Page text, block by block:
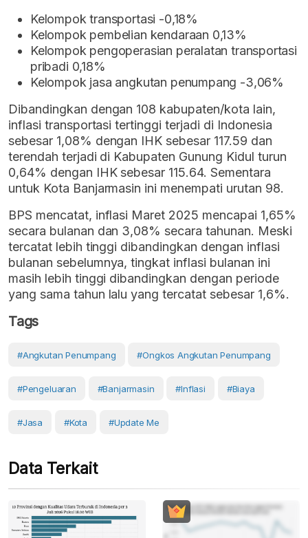
Kelompok transportasi -0,18%
Kelompok pembelian kendaraan 0,13%
Kelompok pengoperasian peralatan transportasi
pribadi 0,18%
Kelompok jasa angkutan penumpang -3,06%
Dibandingkan dengan 108 kabupaten/kota lain,
inflasi transportasi tertinggi terjadi di Indonesia
sebesar 1,08% dengan IHK sebesar 117.59 dan
terendah terjadi di Kabupaten Gunung Kidul turun
0,64% dengan IHK sebesar 115.64. Sementara
untuk Kota Banjarmasin ini menempati urutan 98.
BPS mencatat, inflasi Maret 2025 mencapai 1,65%
secara bulanan dan 3,08% secara tahunan. Meski
tercatat lebih tinggi dibandingkan dengan inflasi
bulanan sebelumnya, tingkat inflasi bulanan ini
masih lebih tinggi dibandingkan dengan periode
yang sama tahun lalu yang tercatat sebesar 1,6%.
Tags
#Angkutan Penumpang #ongkos Angkutan Penumpang
#pengeluaran #Banjarmasin #Inflasi #Biaya
#Jasa #Kota #Update Me
Data Terkait